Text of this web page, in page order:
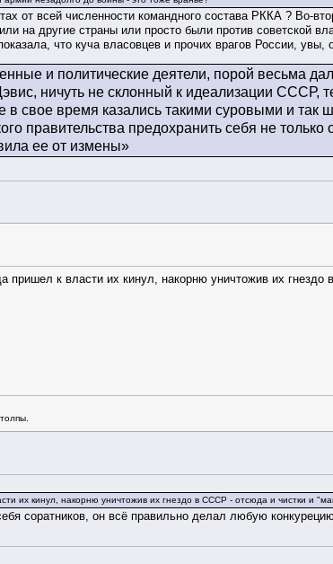
от всей численности командного состава РККА ? Во-
на другие страны или просто были против советской
что куча власовцев и прочих врагов России, увы,
и политические деятели, порой весьма
ничуть не склонный к идеализации СССР,
в свое время казались такими суровыми и
правительства предохранить себя не
ее от измены»
пришел к власти их кинул, накорню уничтожив их
их кинул, накорню уничтожив их гнездо в СССР - отсюда и чистки и
соратников, он всё правильно делал любую